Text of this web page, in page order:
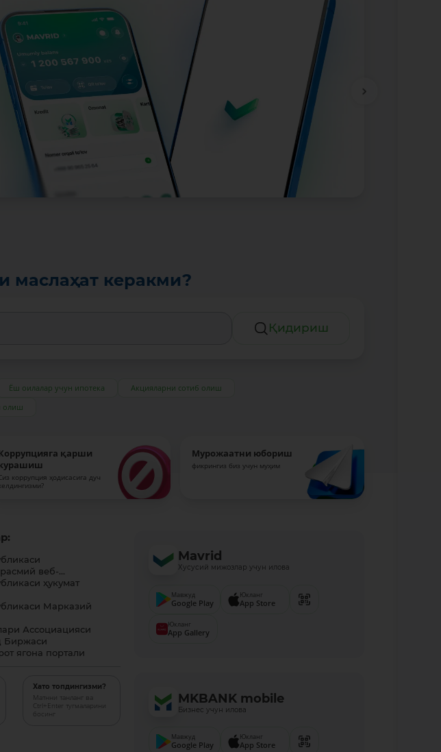
маслаҳат керакми?
Қидириш
Ёш оилалар учун ипотека
Акцияларни сотиб олиш
олиш
қарши
коррупция ҳодисасига дуч
Мурожаатни юбориш
фикрингиз биз учун муҳим
веб-...
ҳукумат
Марказий
Ассоциацияси
Биржаси
ягона портали
Хато топдингизми?
Матнни танланг ва
Ctrl+Enter тугмаларини
босинг
Mavrid
Хусусий мижозлар учун илова
Мавжуд
Google Play
Юкланг
App Store
Юкланг
App Gallery
MKBANK mobile
Бизнес учун илова
Мавжуд
Google Play
Юкланг
App Store